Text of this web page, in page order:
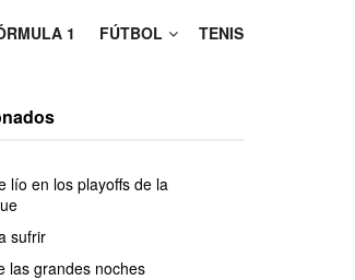
1 FÚTBOL TENIS
lío en los playoffs de la
sufrir
las grandes noches